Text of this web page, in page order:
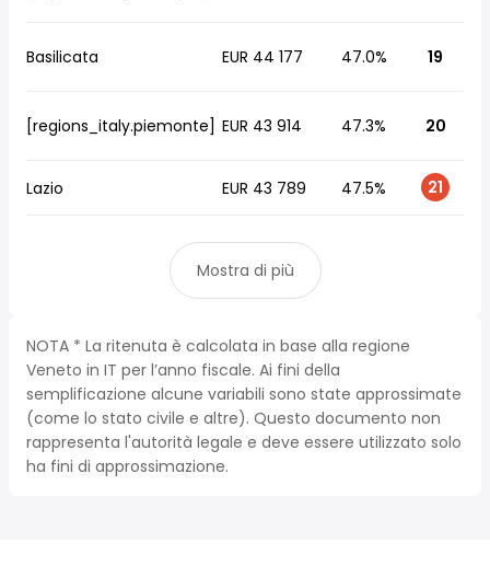
Basilicata EUR 44 177 47.0% 19
[regions_italy.piemonte] EUR 43 914 47.3% 20
Lazio EUR 43 789 47.5% 21
Mostra di più
NOTA * La ritenuta è calcolata in base alla regione
Veneto in IT per l’anno fiscale. Ai fini della
semplificazione alcune variabili sono state approssimate
(come lo stato civile e altre). Questo documento non
rappresenta l'autorità legale e deve essere utilizzato solo
ha fini di approssimazione.